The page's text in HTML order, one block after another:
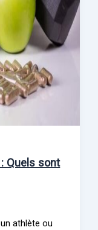
Quels sont
athlète ou